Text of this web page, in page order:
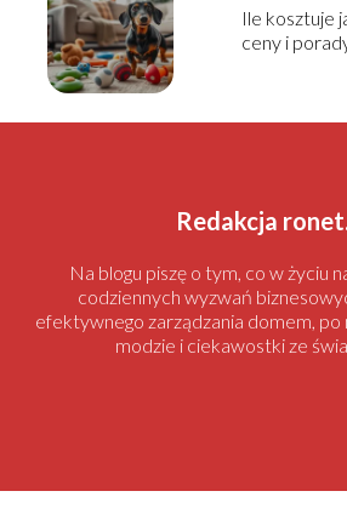
Ile kosztuje
ceny i
Redakcja
Na blogu piszę o tym, co w życiu
codziennych wyzwań
efektywnego zarządzania domem,
modzie i ciekawostki ze